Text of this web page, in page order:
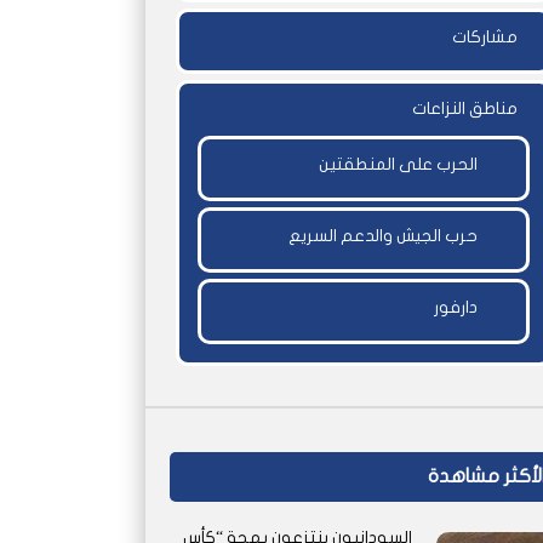
مشاركات
مناطق النزاعات
الحرب على المنطقتين
حرب الجيش والدعم السريع
دارفور
مشاهدة
السودانيون ينتزعون بهجة “كأس